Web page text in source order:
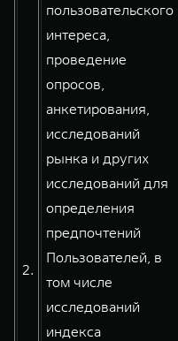
2.
пользовательского
интереса,
проведение
опросов,
анкетирования,
исследований
рынка и других
исследований для
определения
предпочтений
Пользователей, в
том числе
исследований
индекса